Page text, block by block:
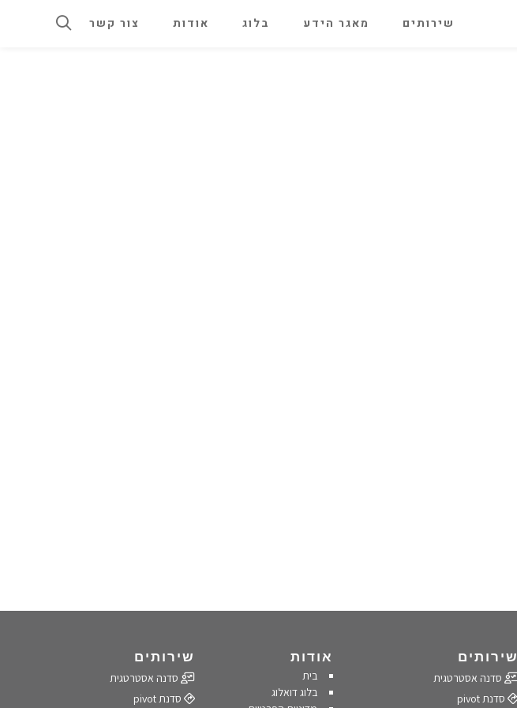
שירותים מאגר הידע בלוג אודות צור קשר
שירותים
סדנה אסטרטגית
סדנת pivot
אודות
בית
בלוג דואלוג
שירותים
סדנה אסטרטגית
סדנת pivot